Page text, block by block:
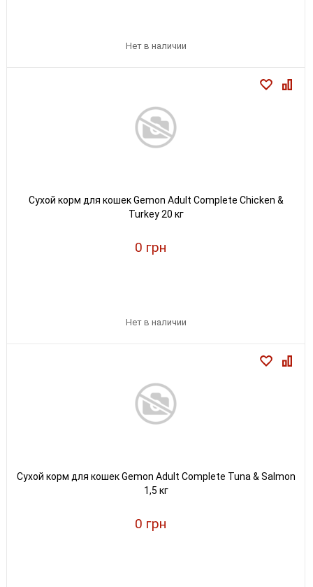
Нет в наличии
Сухой корм для кошек Gemon Adult Complete Chicken &
Turkey 20 кг
0 грн
Нет в наличии
Сухой корм для кошек Gemon Adult Complete Tuna & Salmon
1,5 кг
0 грн